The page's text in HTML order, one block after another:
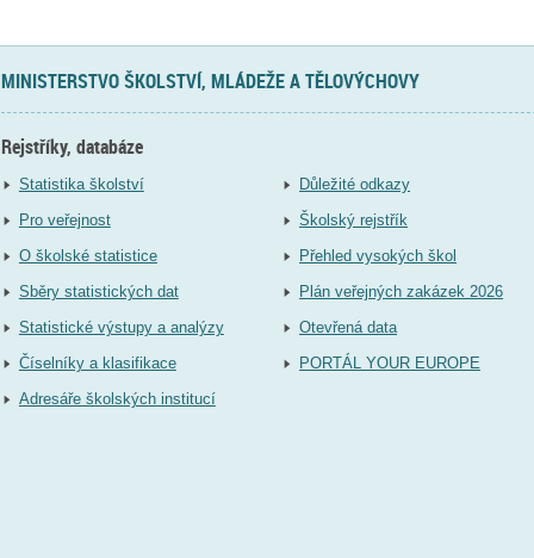
MINISTERSTVO ŠKOLSTVÍ, MLÁDEŽE A TĚLOVÝCHOVY
Rejstříky, databáze
Statistika školství
Pro veřejnost
O školské statistice
Sběry statistických dat
Statistické výstupy a analýzy
Číselníky a klasifikace
Adresáře školských institucí
Důležité odkazy
Školský rejstřík
Přehled vysokých škol
Plán veřejných zakázek 2026
Otevřená data
PORTÁL YOUR EUROPE